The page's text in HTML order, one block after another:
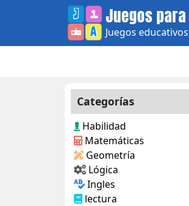
Juegos
Juegos
Categorías
Habilidad
Matemáticas
Geometría
Lógica
Ingles
lectura